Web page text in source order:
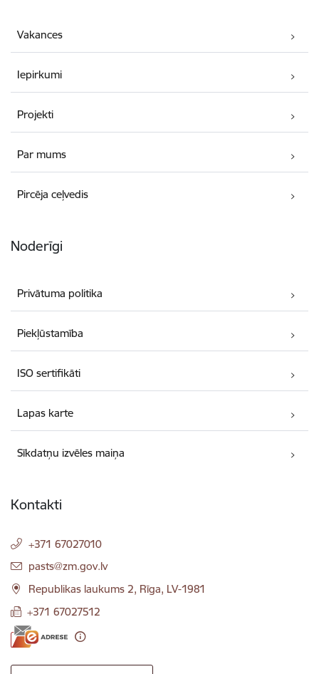
Vakances
Iepirkumi
Projekti
Par mums
Pircēja ceļvedis
Noderīgi
Privātuma politika
Piekļūstamība
ISO sertifikāti
Lapas karte
Sīkdatņu izvēles maiņa
Kontakti
+371 67027010
E-pasts:
pasts@zm.gov.lv
Republikas laukums 2, Rīga, LV-1981
+371 67027512